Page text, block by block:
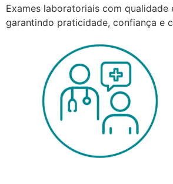
Exames laboratoriais com qualidade
garantindo praticidade, confiança e